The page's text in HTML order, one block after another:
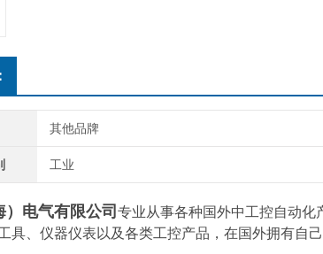
其他品牌
工业
）电气有限公司 专业从事各种国外中工控自动化
具、仪器仪表以及各类工控产品，在国外拥有自